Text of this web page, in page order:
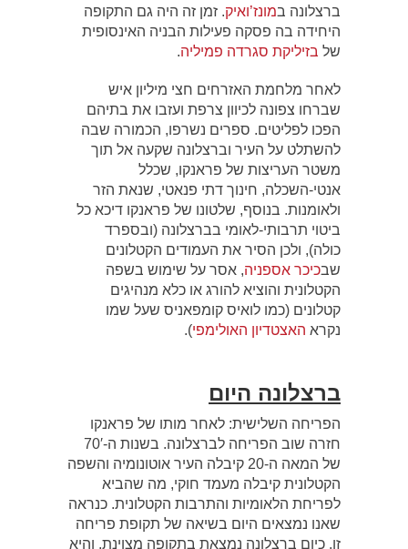
ברצלונה במונז’ואיק. זמן זה היה גם התקופה
היחידה בה פסקה פעילות הבניה האינסופית
של בזיליקת סגרדה פמיליה.
לאחר מלחמת האזרחים חצי מיליון איש
שברחו צפונה לכיוון צרפת ועזבו את בתיהם
הפכו לפליטים. ספרים נשרפו, הכמורה שבה
להשתלט על העיר וברצלונה שקעה אל תוך
משטר העריצות של פראנקו, שכלל
אנטי-השכלה, חינוך דתי פנאטי, שנאת הזר
ולאומנות. בנוסף, שלטונו של פראנקו דיכא כל
ביטוי תרבותי-לאומי בברצלונה (ובספרד
כולה), ולכן הסיר את העמודים הקטלונים
שבכיכר אספניה, אסר על שימוש בשפה
הקטלונית והוציא להורג או כלא מנהיגים
קטלונים (כמו לואיס קומפאניס שעל שמו
נקרא האצטדיון האולימפי).
ברצלונה היום
הפריחה השלישית: לאחר מותו של פראנקו
חזרה שוב הפריחה לברצלונה. בשנות ה-70′
של המאה ה-20 קיבלה העיר אוטונומיה והשפה
הקטלונית קיבלה מעמד חוקי, מה שהביא
לפריחת הלאומיות והתרבות הקטלונית. כנראה
שאנו נמצאים היום בשיאה של תקופת פריחה
זו. כיום ברצלונה נמצאת בתקופה מצוינת, והיא